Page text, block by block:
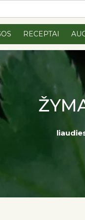
RECEPTAI